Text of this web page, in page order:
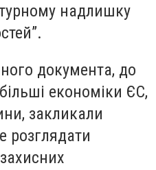
надлишку
документа, до
економіки ЄС,
закликали
розглядати